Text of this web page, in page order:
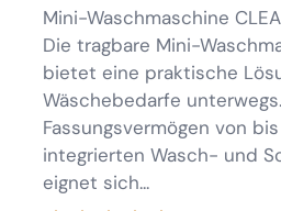
Mini-Waschmaschine
Die tragbare Mini-
bietet eine praktische
Wäschebedarfe
Fassungsvermögen von
integrierten Wasch- und
eignet sich...